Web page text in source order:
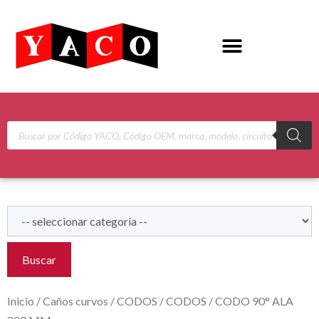
Buscar
Inicio /Caños curvos /CODOS /CODOS / CODO 90° ALA